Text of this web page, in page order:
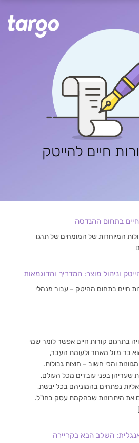
חיים להייטק
בתחום ההנדסה
המיוחדות של המומחים של תרגו
וניהול מוצר: המדריך והדוגמאות
חיים בתחום ההיטק – עבור מנהלי
בתרגום קורות חיים אפשר לומר שמי
בר מזל מאחר ולעומת העבר,
והכי חשוב – חוצות גבולות.
שעריהן בפני עובדים מכל העולם,
נפתחים בהמוניהם בכל יבשת,
את היתרונות שבהקמת עסק בחו"ל.
השלב הבא בקריירה